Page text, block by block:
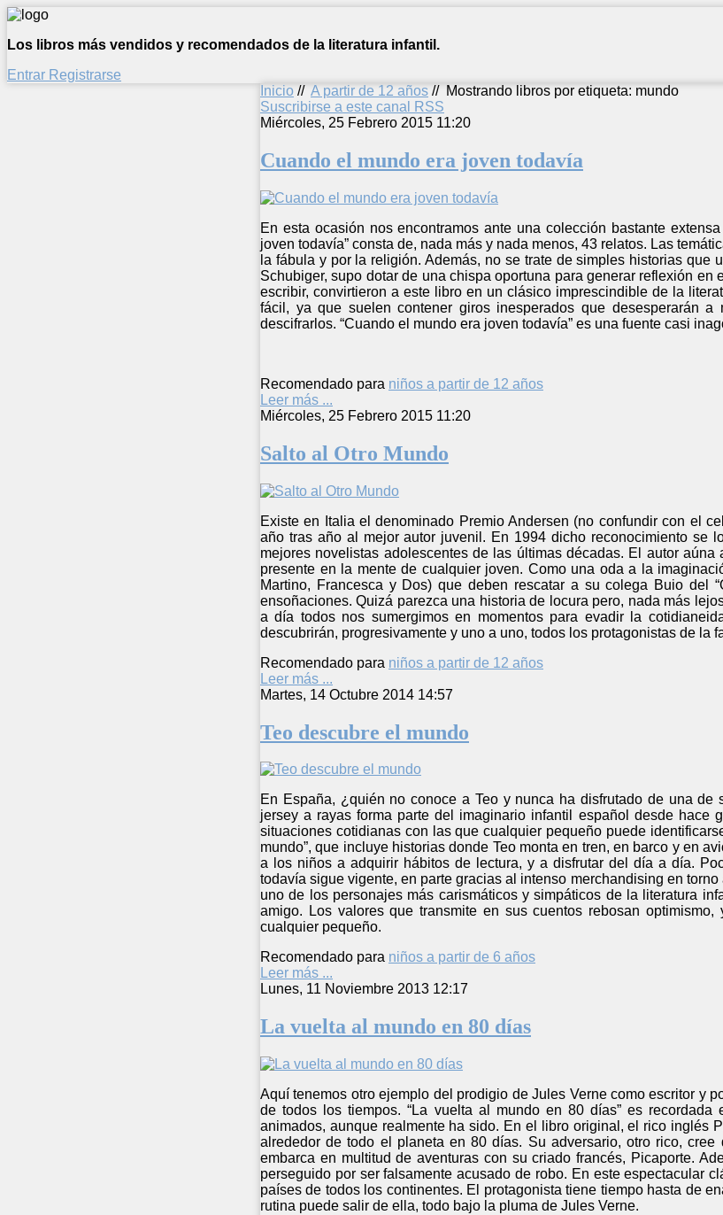
Los libros más vendidos y recomendados de la literatura infantil.
Entrar Registrarse
Inicio // A partir de 12 años // Mostrando libros por etiqueta: mundo
Suscribirse a este canal RSS
Miércoles, 25 Febrero 2015 11:20
Cuando el mundo era joven todavía
En esta ocasión nos encontramos ante una colección bastante
joven todavía” consta de, nada más y nada menos, 43 relatos. Las
la fábula y por la religión. Además, no se trate de simples historias
Schubiger, supo dotar de una chispa oportuna para generar reflexión
escribir, convirtieron a este libro en un clásico imprescindible de la
fácil, ya que suelen contener giros inesperados que desesperarán
descifrarlos. “Cuando el mundo era joven todavía” es una fuente casi
Recomendado para niños a partir de 12 años
Leer más ...
Miércoles, 25 Febrero 2015 11:20
Salto al Otro Mundo
Existe en Italia el denominado Premio Andersen (no confundir con el
año tras año al mejor autor juvenil. En 1994 dicho reconocimiento se
mejores novelistas adolescentes de las últimas décadas. El autor
presente en la mente de cualquier joven. Como una oda a la
Martino, Francesca y Dos) que deben rescatar a su colega Buio del
ensoñaciones. Quizá parezca una historia de locura pero, nada más
a día todos nos sumergimos en momentos para evadir la
descubrirán, progresivamente y uno a uno, todos los protagonistas de la
Recomendado para niños a partir de 12 años
Leer más ...
Martes, 14 Octubre 2014 14:57
Teo descubre el mundo
En España, ¿quién no conoce a Teo y nunca ha disfrutado de una
jersey a rayas forma parte del imaginario infantil español desde hace
situaciones cotidianas con las que cualquier pequeño puede
mundo”, que incluye historias donde Teo monta en tren, en barco y en
a los niños a adquirir hábitos de lectura, y a disfrutar del día a día.
todavía sigue vigente, en parte gracias al intenso merchandising en
uno de los personajes más carismáticos y simpáticos de la literatura
amigo. Los valores que transmite en sus cuentos rebosan
cualquier pequeño.
Recomendado para niños a partir de 6 años
Leer más ...
Lunes, 11 Noviembre 2013 12:17
La vuelta al mundo en 80 días
Aquí tenemos otro ejemplo del prodigio de Jules Verne como escritor y
de todos los tiempos. “La vuelta al mundo en 80 días” es
animados, aunque realmente ha sido. En el libro original, el rico inglés
alrededor de todo el planeta en 80 días. Su adversario, otro rico,
embarca en multitud de aventuras con su criado francés, Picaporte.
perseguido por ser falsamente acusado de robo. En este espectacular
países de todos los continentes. El protagonista tiene tiempo hasta de
rutina puede salir de ella, todo bajo la pluma de Jules Verne.